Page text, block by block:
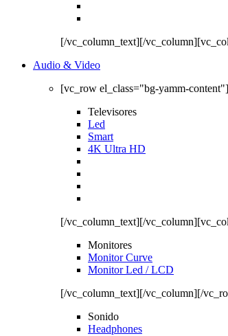
[/vc_column_text][/
Audio & Video
[vc_row el_class="bg-yamm-
Televisores
Led
Smart
4K Ultra HD
[/vc_column_text][/
Monitores
Monitor Curve
Monitor Led / LCD
[/vc_column_text][/vc_column][/
Sonido
Headphones